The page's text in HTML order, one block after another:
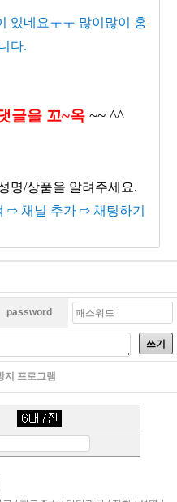
있네요ㅜㅜ 많이많이 홍
다.
글을 꼬~옥 ~~ ^^
명/상품을 알려주세요.
⇨ 채널 추가 ⇨ 채팅하기
password
쓰기
지 프로그램